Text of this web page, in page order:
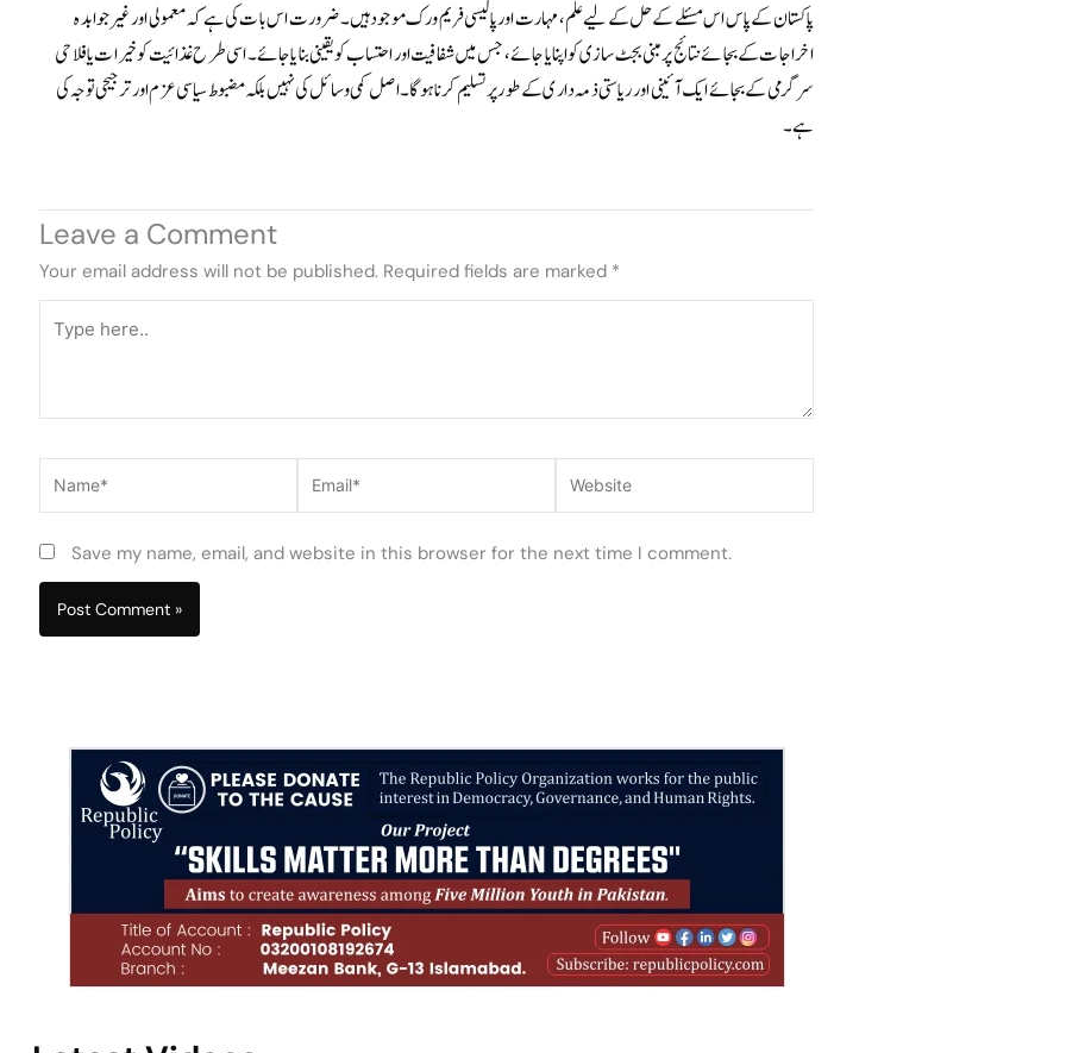
پاکستان کے پاس اس مسئلے کے حل کے لیے علم، مہارت اور پالیسی فریم ورک موجود ہیں۔ ضرورت اس بات کی ہے کہ معمولی اور غیر جوابدہ
اخراجات کے بجائے نتائج پر مبنی بجٹ سازی کو اپنایا جائے، جس میں شفافیت اور احتساب کو یقینی بنایا جائے۔ اسی طرح غذائیت کو خیرات یا فلاحی
سرگرمی کے بجائے ایک آئینی اور ریاستی ذمہ داری کے طور پر تسلیم کرنا ہوگا۔ اصل کمی وسائل کی نہیں بلکہ مضبوط سیاسی عزم اور ترجیحی توجہ کی
ہے۔
Leave a Comment
Your email address will not be published. Required fields are marked *
here..
Save my name, email, and website in this browser for the next time I comment.